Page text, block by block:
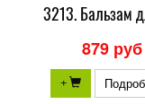
3213. Бальзам
879 руб
+